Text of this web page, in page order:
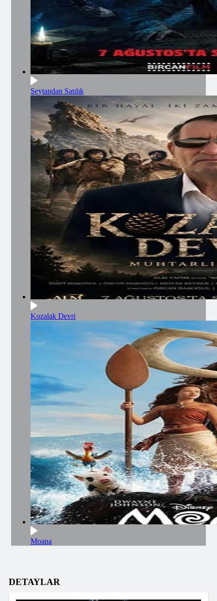
Şeytandan Satılık
Kozalak Devri
Moana
DETAYLAR